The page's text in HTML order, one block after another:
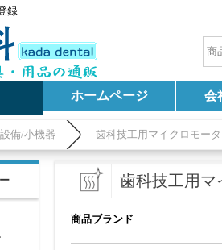
録
ホームページ 会
備/小機器 歯科技工用マイクロモー
歯科技工用マ
商品ブランド